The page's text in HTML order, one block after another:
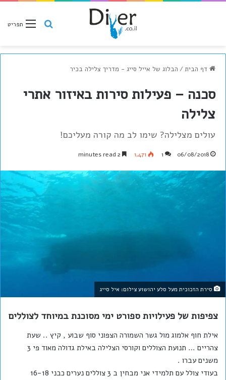
תפריט חיפוש
דף הבית / הבלוג של אייל סייג - מדריך צלילה בכיר
סכנה – פעילות סירות באיזור אתרי
צלילה
עולים מצלילה? שימו לב מה קורה מעליכם!
06/08/2018
1
1,471
סירת הזכוכית מעל סלע יהושוע צילום: איל סייג
צפיפות של פעילויות ספורט ימי מסוכנת במיוחד לצוללים
אילת חוף אלמוג מול גשר השמורה הצפוני סוף שבוע , קיץ .. שעת
צהריים … תנועת הצוללים וקורסי הצלילה באילת גדולה מאוד פי 3
משנים עברו .
בעודי צולל עם תלמידי אני מבחין ב 3 צוללים נערים כבני 16-18